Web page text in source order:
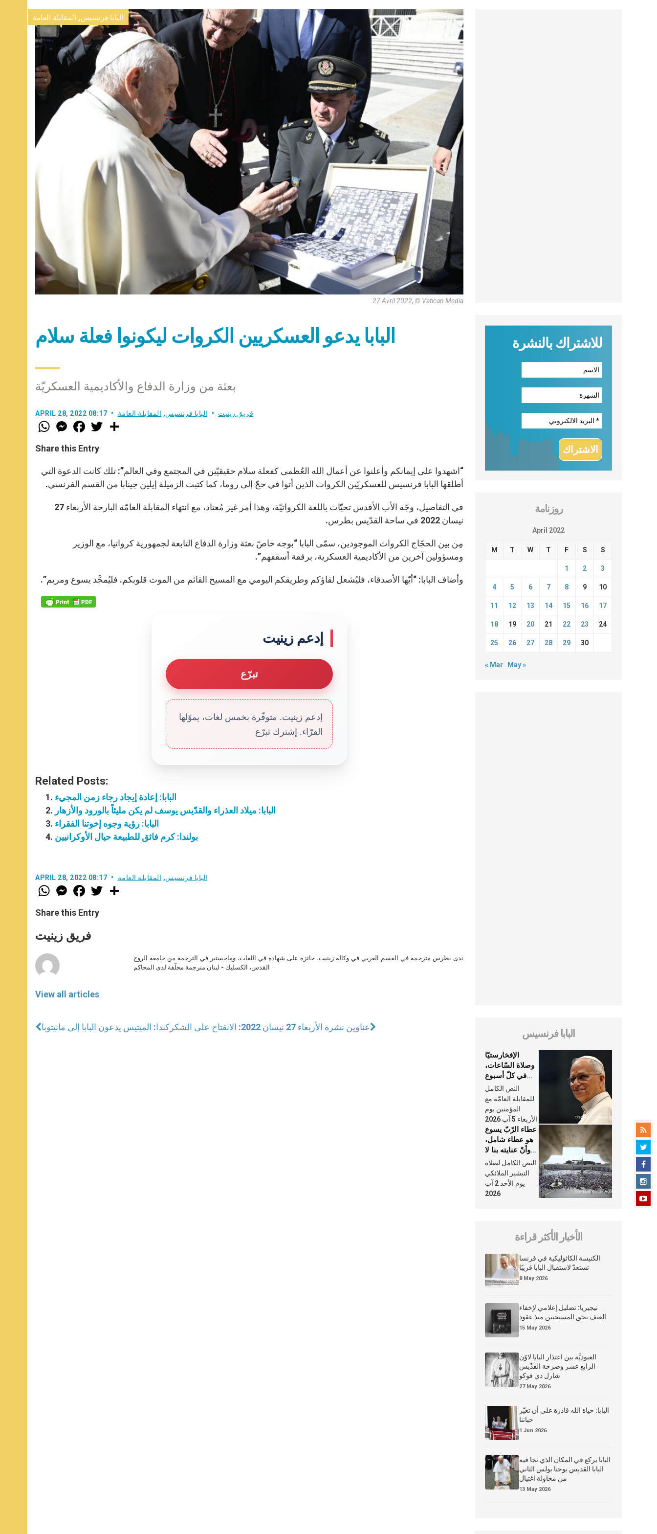
البابا فرنسيس, المقابلة العامة
27 Avril 2022, © Vatican Media
البابا يدعو العسكريين الكروات ليكونوا فعلة سلام
بعثة من وزارة الدفاع والأكاديمية العسكريّة
APRIL 28, 2022 08:17 فريق زينيت البابا فرنسيس, المقابلة العامة
W
h
t
s
p
p
M
e
s
e
g
e
r
F
a
e
b
o
k
w
r
Share this Entry
“اشهدوا على إيمانكم وأعلنوا عن أعمال الله العُظمى كفعلة سلام حقيقيّين في المجتمع وفي العالم”: تلك كانت الدعوة التي
أطلقها البابا فرنسيس للعسكريّين الكروات الذين أتوا في حجّ إلى روما، كما كتبت الزميلة إيلين جينابا من القسم الفرنسي.
في التفاصيل، وجّه الأب الأقدس تحيّات باللغة الكرواتيّة، وهذا أمر غير مُعتاد، مع انتهاء المقابلة العامّة البارحة الأربعاء 27
نيسان 2022 في ساحة القدّيس بطرس.
مِن بين الحجّاج الكروات الموجودين، سمّى البابا “بوجه خاصّ بعثة وزارة الدفاع التابعة لجمهورية كرواتيا، مع الوزير
ومسؤولين آخرين من الأكاديمية العسكرية، برفقة أسقفهم”.
وأضاف البابا: “أيّها الأصدقاء، فليُشعل لقاؤكم وطريقكم اليومي مع المسيح القائم من الموت قلوبكم. فليُمجَّد يسوع ومريم”.
إدعم زينيت
تبرّع
إدعم زينيت. متوفّرة بخمس لغات، يموّلها
القرّاء. إشترك تبرّع
Related Posts:
البابا: إعادة إيجاد رجاء زمن المجيء
البابا: ميلاد العذراء والقدّيس يوسف لم يكن مليئاً بالورود والأزهار
البابا: رؤية وجوه إخوتنا الفقراء
بولندا: كرم فائق للطبيعة حيال الأوكرانيين
APRIL 28, 2022 08:17 البابا فرنسيس, المقابلة العامة
W
h
t
s
p
p
M
e
s
e
g
e
F
a
e
b
o
k
w
Share this Entry
فريق زينيت
View all articles
ندى بطرس مترجمة في القسم العربي في وكالة زينيت، حائزة على شهادة في اللغات، وماجستير في الترجمة من جامعة الروح
القدس، الكسليك - لبنان مترجمة محلّفة لدى المحاكم
كندا: الميتيس يدعون البابا إلى مانيتوبا عناوين نشرة الأربعاء 27 نيسان 2022: الانفتاح على الشكر
للاشتراك بالنشرة
روزنامة
April 2022
M T W T F S S
1 2 3
4 5 6 7 8 9 10
11 12 13 14 15 16 17
18 19 20 21 22 23 24
25 26 27 28 29 30
« Mar May »
البابا فرنسيس
الإفخارستيّا
وصلاة السّاعات،
في كلّ أسبوع
وكلّ يوم، هما
النَّفَس في حياة
الكنيسة
النص الكامل
للمقابلة العامّة مع
المؤمنين يوم
الأربعاء 5 آب 2026
عطاء الرّبّ يسوع
هو عطاء شامل،
وأنّ عنايته بنا لا
تغيب عنّا أبدًا
النص الكامل لصلاة
التبشير الملائكي
يوم الأحد 2 آب
2026
الأخبار الأكثر قراءة
الكنيسة الكاثوليكية في فرنسا
تستعدّ لاستقبال البابا قريبًا
8 May 2026
نيجيريا: تضليل إعلامي لإخفاء
العنف بحق المسيحيين منذ عقود
15 May 2026
العبوديَّة بين اعتذار البابا لاوُن
الرابع عشر وصرخة القدِّيس
شارل دي فوكو
27 May 2026
البابا: حياة الله قادرة على أن تغيّر
حياتنا
1 Jun 2026
البابا يركع في المكان الذي نجا فيه
البابا القديس يوحنا بولس الثاني
من محاولة اغتيال
13 May 2026